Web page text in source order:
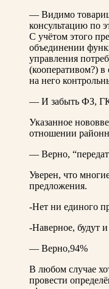
— Видимо
консультацию по
С учётом этого
объединении
управления
(кооперативом?) в
на него
— И забыть ФЗ,
Указанное
отношении
— Верно,
Уверен, что
предложения.
-Нет ни единого
-Наверное, будут и
— Верно,94%
В любом случае
провести